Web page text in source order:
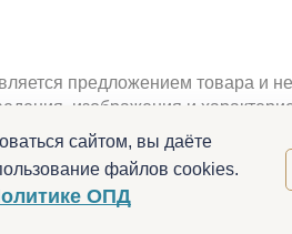
сайтом, вы даёте
файлов cookies.
ОПД
предложением товара и
изображения и
свойства и
Не реклама.